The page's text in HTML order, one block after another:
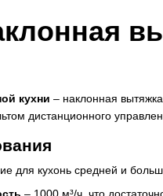
кухни – наклонная
дистанционного
для кухонь средней и